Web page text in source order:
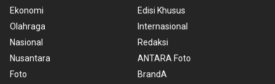
Ekonomi
Olahraga
Nasional
Nusantara
Foto
Edisi Khusus
Internasional
Redaksi
ANTARA Foto
BrandA